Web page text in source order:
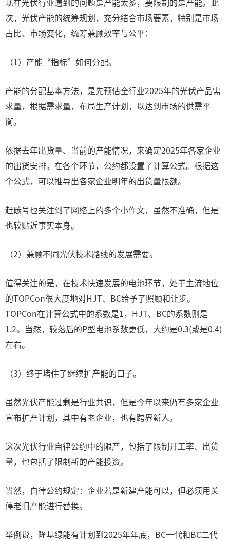
次，光伏产能的统筹规划，充分结合市场要素，特别是市场
占比、市场变化，统筹兼顾效率与公平：
（1）产能“指标”如何分配。
产能的分配基本方法，是先预估全行业2025年的光伏产品需
求量，根据需求量，布局生产计划，以达到市场的供需平
衡。
依据去年出货量、当前的产能情况，来确定2025年各家企业
的出货安排。在各个环节，公约都设置了计算公式。根据这
个公式，可以推导出各家企业明年的出货量限额。
赶碳号也关注到了网络上的多个小作文，虽然不准确，但是
也较贴近事实本身。
（2）兼顾不同光伏技术路线的发展需要。
值得关注的是，在技术快速发展的电池环节，处于主流地位
的TOPCon很大度地对HJT、BC给予了照顾和让步。
TOPCon在计算公式中的系数是1，HJT、BC的系数则是
1.2。当然，较落后的P型电池系数更低，大约是0.3(或是0.4)
左右。
（3）终于堵住了继续扩产能的口子。
虽然光伏产能过剩是行业共识，但是今年以来仍有多家企业
宣布扩产计划，其中有老企业，也有跨界新人。
这次光伏行业自律公约中的限产，包括了限制开工率、出货
量，也包括了限制新的产能投资。
当然，自律公约规定：企业若是新建产能可以，但必须用关
停老旧产能进行替换。
举例说，隆基绿能有计划到2025年年底，BC一代和BC二代